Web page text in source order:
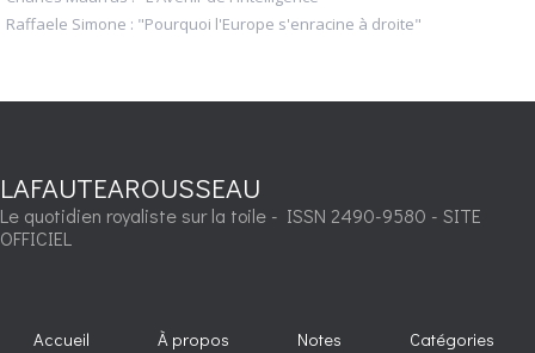
Raffaele Simone : "Pourquoi l'Europe s'enracine à droite"
LAFAUTEAROUSSEAU
Le quotidien royaliste sur la toile - ISSN 2490-9580 - SITE
OFFICIEL
Accueil À propos Notes Catégories